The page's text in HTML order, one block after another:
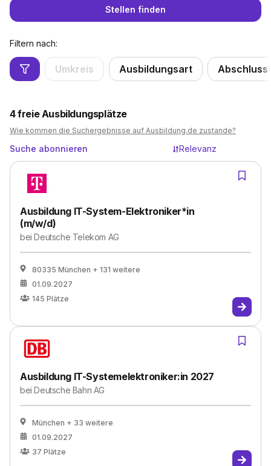
Stellen finden
Filtern nach:
Umkreis Ausbildungsart Abschluss
4freie Ausbildungsplätze
Wie kommen die Suchergebnisse auf Ausbildung.de zustande?
Suche abonnieren Relevanz
Ausbildung IT-System-Elektroniker*in
(m/w/d)
beiDeutsche Telekom AG
80335 München + 131 weitere
01.09.2027
145 Plätze
Ausbildung IT-Systemelektroniker:in 2027
beiDeutsche Bahn AG
München + 33 weitere
01.09.2027
37 Plätze